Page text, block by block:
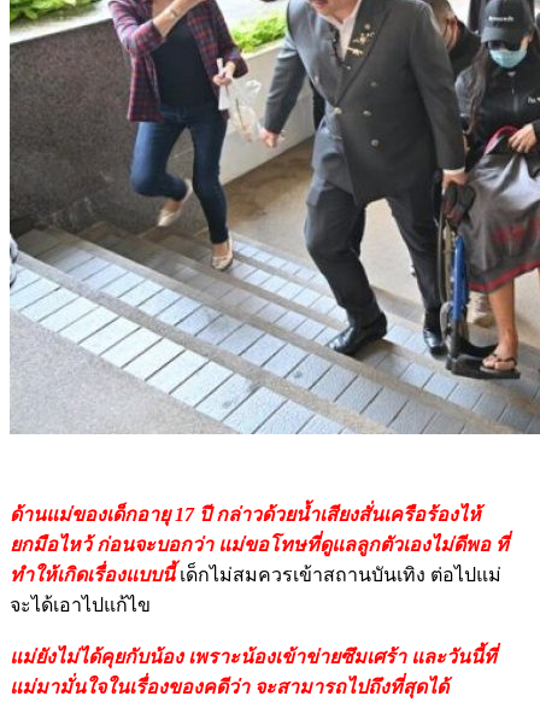
ด้านแม่ของเด็กอายุ 17 ปี กล่าวด้วยน้ำเสียงสั่นเครือร้องไห้
ยกมือไหว้ ก่อนจะบอกว่า แม่ขอโทษที่ดูแลลูกตัวเองไม่ดีพอ ที่
ทำให้เกิดเรื่องแบบนี้เด็กไม่สมควรเข้าสถานบันเทิง ต่อไปแม่
จะได้เอาไปแก้ไข
แม่ยังไม่ได้คุยกับน้อง เพราะน้องเข้าข่ายซึมเศร้า และวันนี้ที่
แม่มามั่นใจในเรื่องของคดีว่า จะสามารถไปถึงที่สุดได้